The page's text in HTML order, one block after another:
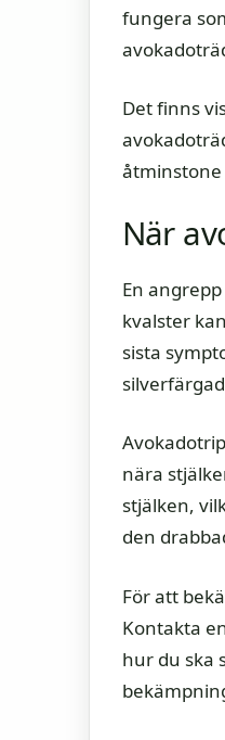
fungera
Det finns
åtminstone
När
En
kvalster
sista
nära
stjälken,
den
För att
Kontakta
hur du ska